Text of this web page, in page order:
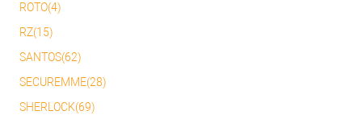
ROTO(4)
RZ(15)
SANTOS(62)
SECUREMME(28)
SHERLOCK(69)